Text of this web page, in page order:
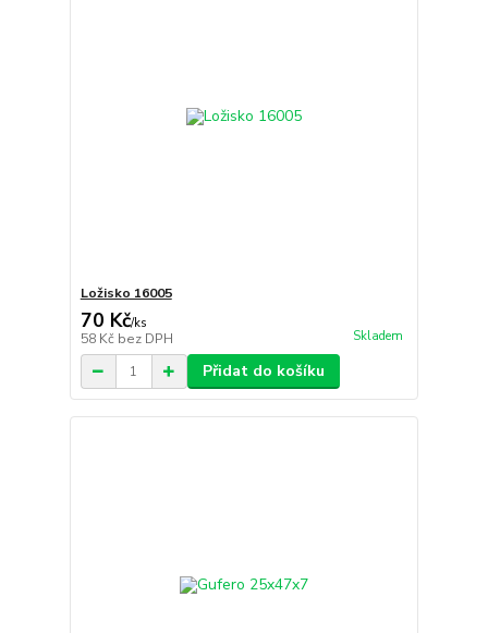
Ložisko 16005
70 Kč/ks
58 Kč bez DPH Skladem
Přidat do košíku